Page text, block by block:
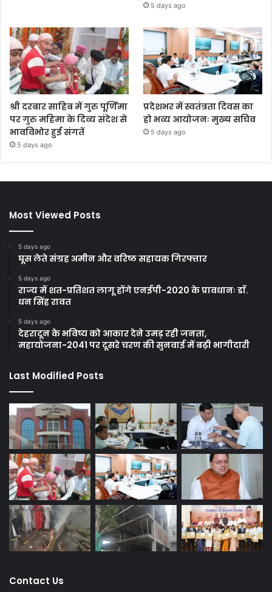
5 days ago
श्री दरबार साहिब में गुरु पूर्णिमा
पर गुरु महिमा के दिव्य संदेश से
भावविभोर हुई संगतें
5 days ago
प्रदेशभर में स्वतंत्रता दिवस का
हो भव्य आयोजनः मुख्य सचिव
5 days ago
Most Viewed Posts
5 days ago
घूस लेते संग्रह अमीन और वरिष्ठ सहायक गिरफ्तार
5 days ago
राज्य में शत-प्रतिशत लागू होंगे एनईपी-2020 के प्रावधानः डाॅ.
धन सिंह रावत
5 days ago
देहरादून के भविष्य को आकार देने उमड़ रही जनता,
महायोजना-2041 पर दूसरे चरण की सुनवाई में बढ़ी भागीदारी
Last Modified Posts
Contact Us